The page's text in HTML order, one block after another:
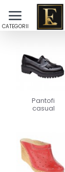
Pantofi
casual